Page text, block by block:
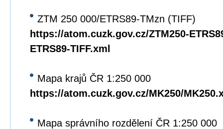
ZTM 250 000/ETRS89-TMzn (TIFF)
https://atom.cuzk.gov.cz/ZTM250-
ETRS89-TIFF.xml
Mapa krajů ČR 1:250 000
https://atom.cuzk.gov.cz/MK250/
Mapa správního rozdělení ČR 1:250 000